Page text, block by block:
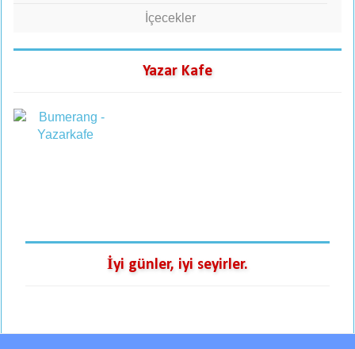
İçecekler
Yazar Kafe
İyi günler, iyi seyirler.